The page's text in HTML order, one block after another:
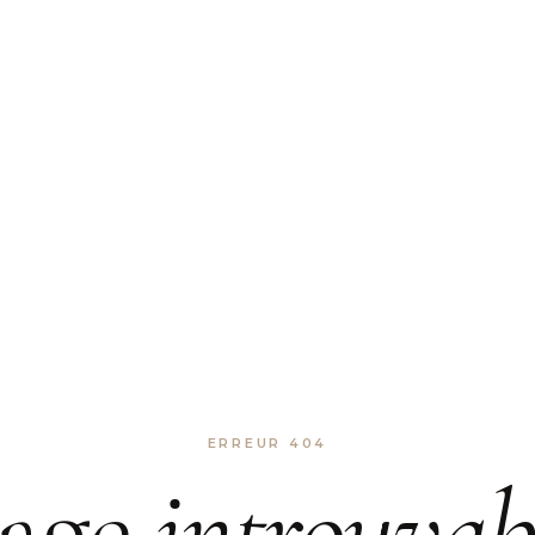
ERREUR 404